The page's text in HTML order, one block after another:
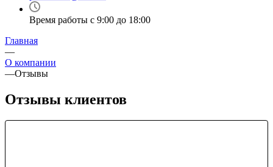
Время работы с 9:00 до 18:00
Главная
—
О компании
—Отзывы
Отзывы клиентов